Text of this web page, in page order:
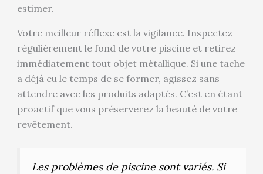
estimer.
Votre meilleur réflexe est la vigilance. Inspectez
régulièrement le fond de votre piscine et retirez
immédiatement tout objet métallique. Si une tache
a déjà eu le temps de se former, agissez sans
attendre avec les produits adaptés. C’est en étant
proactif que vous préserverez la beauté de votre
revêtement.
Les problèmes de piscine sont variés. Si